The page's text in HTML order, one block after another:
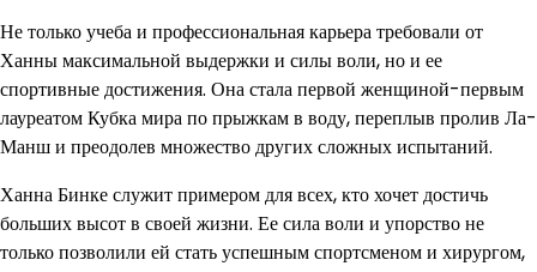
Не только учеба и профессиональная карьера требовали от
Ханны максимальной выдержки и силы воли, но и ее
спортивные достижения. Она стала первой женщиной-первым
лауреатом Кубка мира по прыжкам в воду, переплыв пролив Ла-
Манш и преодолев множество других сложных испытаний.
Ханна Бинке служит примером для всех, кто хочет достичь
больших высот в своей жизни. Ее сила воли и упорство не
только позволили ей стать успешным спортсменом и хирургом,